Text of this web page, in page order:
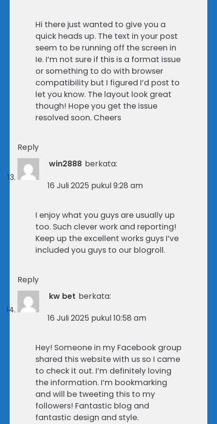
Hi there just wanted to give you a
quick heads up. The text in your post
seem to be running off the screen in
Ie. I’m not sure if this is a format issue
or something to do with browser
compatibility but I figured I’d post to
let you know. The layout look great
though! Hope you get the issue
resolved soon. Cheers
Reply
win2888 berkata:
16 Juli 2025 pukul 9:28 am
I enjoy what you guys are usually up
too. Such clever work and reporting!
Keep up the excellent works guys I’ve
included you guys to our blogroll.
Reply
kw bet berkata:
16 Juli 2025 pukul 10:58 am
Hey! Someone in my Facebook group
shared this website with us so I came
to check it out. I’m definitely loving
the information. I’m bookmarking
and will be tweeting this to my
followers! Fantastic blog and
fantastic design and style.